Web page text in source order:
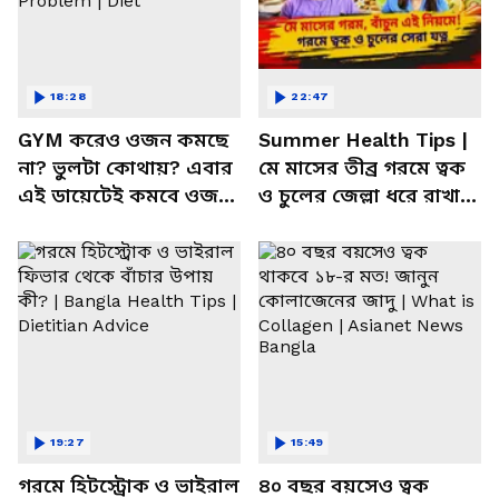
GYM করেও ওজন কমছে
না? ভুলটা কোথায়? এবার
এই ডায়েটেই কমবে ওজন!
Problem | Diet
18:28
Summer Health Tips |
মে মাসের তীব্র গরমে ত্বক
ও চুলের জেল্লা ধরে রাখার
22:47
গরমে হিটস্ট্রোক ও ভাইরাল
19:27
৪০ বছর বয়সেও ত্বক
15:49